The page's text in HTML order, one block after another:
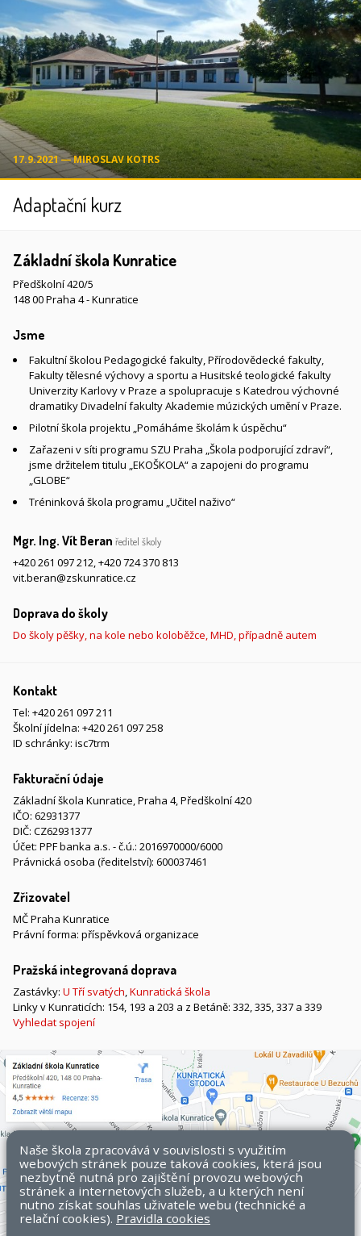
17.9.2021 ― MIROSLAV KOTRS
Adaptační kurz
Základní škola Kunratice
Předškolní 420/5
148 00 Praha 4 - Kunratice
Jsme
Fakultní školou Pedagogické fakulty, Přírodovědecké fakulty,
Fakulty tělesné výchovy a sportu a Husitské teologické fakulty
Univerzity Karlovy v Praze a spolupracuje s Katedrou výchovné
dramatiky Divadelní fakulty Akademie múzických umění v Praze.
Pilotní škola projektu „Pomáháme školám k úspěchu“
Zařazeni v síti programu SZU Praha „Škola podporující zdraví“,
jsme držitelem titulu „EKOŠKOLA“ a zapojeni do programu
„GLOBE“
Tréninková škola programu „Učitel naživo“
Mgr. Ing. Vít Beran ředitel školy
+420 261 097 212,+420 724 370 813
vit.beran@zskunratice.cz
Doprava do školy
Do školy pěšky, na kole nebo koloběžce, MHD, případně autem
Kontakt
Tel: +420 261 097 211
Školní jídelna: +420 261 097 258
ID schránky: isc7trm
Fakturační údaje
Základní škola Kunratice, Praha 4, Předškolní 420
IČO: 62931377
DIČ: CZ62931377
Účet: PPF banka a.s. - č.ú.: 2016970000/6000
Právnická osoba (ředitelství): 600037461
Zřizovatel
MČ Praha Kunratice
Právní forma: příspěvková organizace
Pražská integrovaná doprava
Zastávky: U Tří svatých,Kunratická škola
Linky v Kunraticích: 154, 193 a 203 a z Betáně: 332, 335, 337 a 339
Vyhledat spojení
Naše škola zpracovává v souvislosti s využitím
webových stránek pouze taková cookies, která jsou
nezbytně nutná pro zajištění provozu webových
stránek a internetových služeb, a u kterých není
nutno získat souhlas uživatele webu (technické a
relační cookies). Pravidla cookies